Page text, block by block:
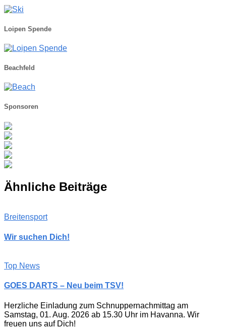
Loipen Spende
Beachfeld
Sponsoren
Ähnliche Beiträge
Breitensport
Wir suchen Dich!
Top News
GOES DARTS – Neu beim TSV!
Herzliche Einladung zum Schnuppernachmittag am
Samstag, 01. Aug. 2026 ab 15.30 Uhr im Havanna. Wir
freuen uns auf Dich!